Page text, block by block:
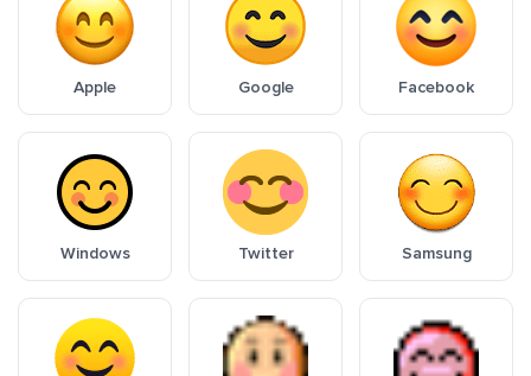
Apple Google Facebook
Windows Twitter Samsung